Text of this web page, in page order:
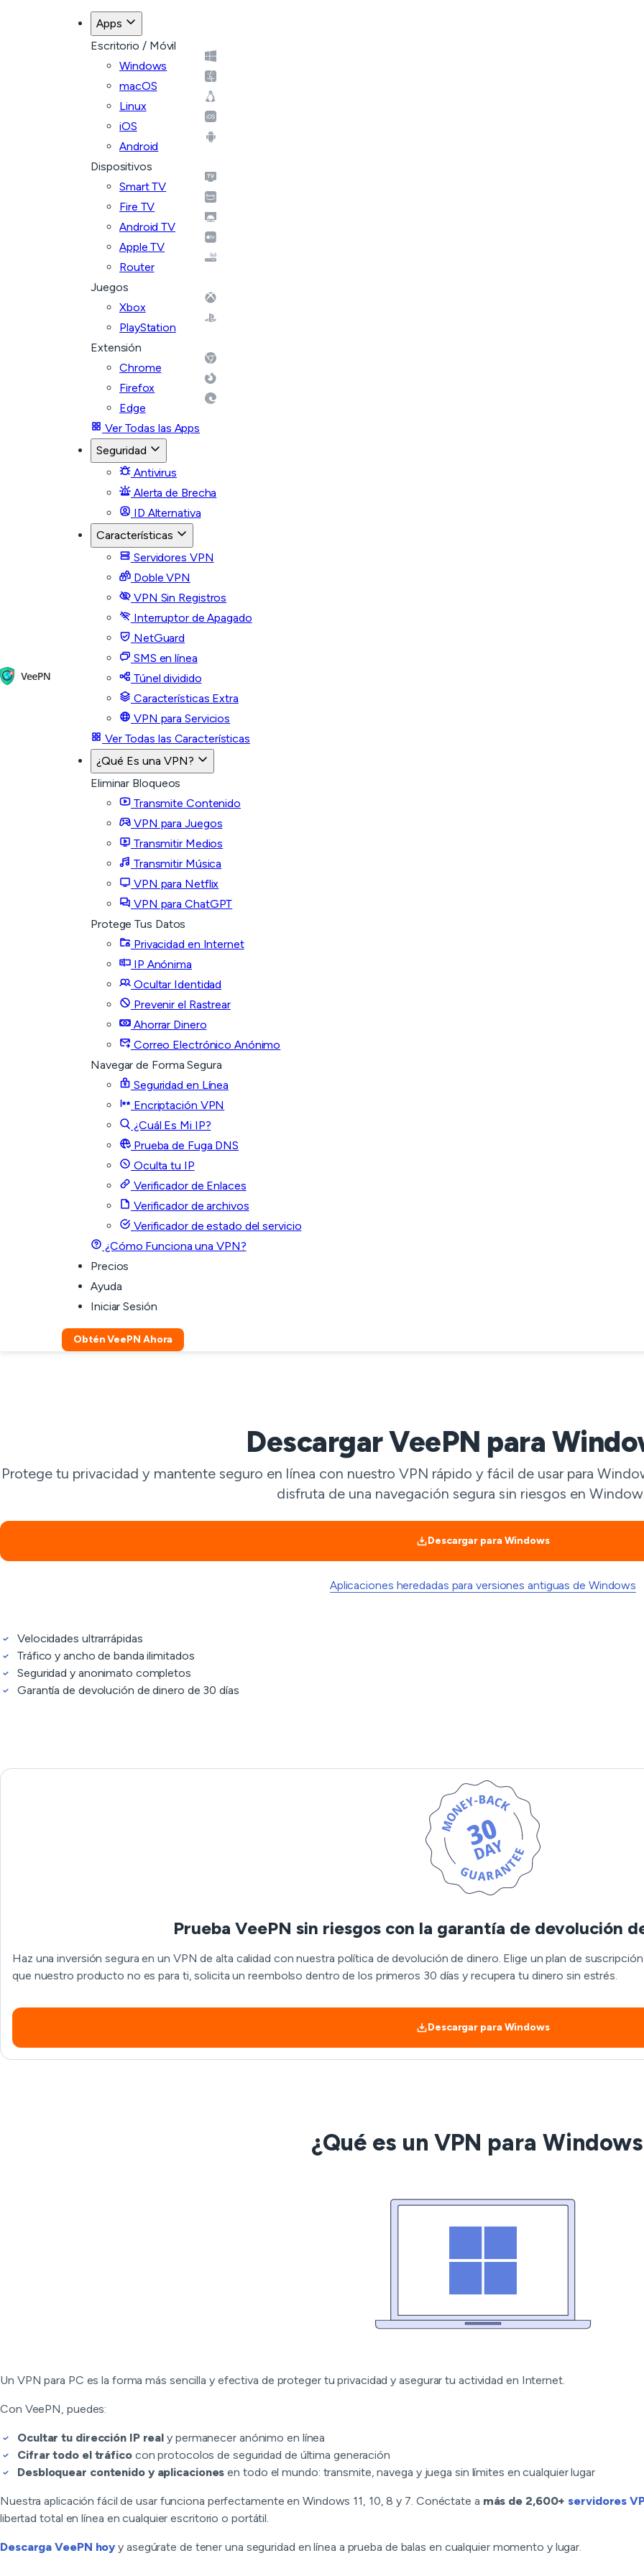
Apps
Escritorio / Móvil
Windows
macOS
Linux
iOS
Android
Dispositivos
Smart TV
Fire TV
Android TV
Apple TV
Router
Juegos
Xbox
PlayStation
Extensión
Chrome
Firefox
Edge
Ver Todas las Apps
Seguridad
Antivirus
Alerta de Brecha
ID Alternativa
Características
Servidores VPN
Doble VPN
VPN Sin Registros
Interruptor de Apagado
NetGuard
SMS en línea
Túnel dividido
Características Extra
VPN para Servicios
Ver Todas las Características
¿Qué Es una VPN?
Eliminar Bloqueos
Transmite Contenido
VPN para Juegos
Transmitir Medios
Transmitir Música
VPN para Netflix
VPN para ChatGPT
Protege Tus Datos
Privacidad en Internet
IP Anónima
Ocultar Identidad
Prevenir el Rastrear
Ahorrar Dinero
Correo Electrónico Anónimo
Navegar de Forma Segura
Seguridad en Línea
Encriptación VPN
¿Cuál Es Mi IP?
Prueba de Fuga DNS
Oculta tu IP
Verificador de Enlaces
Verificador de archivos
Verificador de estado del servicio
¿Cómo Funciona una VPN?
Precios
Ayuda
Iniciar Sesión
Obtén VeePN Ahora
Descargar VeePN para
Protege tu privacidad y mantente seguro en línea con nuestro VPN rápido y fácil de usar para
disfruta de una navegación segura sin riesgos en
Descargar para Windows
Aplicaciones heredadas para versiones antiguas de Windows
Velocidades ultrarrápidas
Tráfico y ancho de banda ilimitados
Seguridad y anonimato completos
Garantía de devolución de dinero de 30 días
Prueba VeePN sin riesgos con la garantía de devolución
Haz una inversión segura en un VPN de alta calidad con nuestra política de devolución de dinero. Elige un plan de
que nuestro producto no es para ti, solicita un reembolso dentro de los primeros 30 días y recupera tu dinero sin estrés.
Descargar para Windows
¿Qué es un VPN para
Un VPN para PC es la forma más sencilla y efectiva de proteger tu privacidad y asegurar tu actividad en Internet.
Con VeePN, puedes:
Ocultar tu dirección IP real y permanecer anónimo en línea
Cifrar todo el tráficocon protocolos de seguridad de última generación
Desbloquear contenido y aplicaciones en todo el mundo: transmite, navega y juega sin límites en cualquier lugar
Nuestra aplicación fácil de usar funciona perfectamente en Windows 11, 10, 8 y 7. Conéctate a más de 2,600+ servidores
libertad total en línea en cualquier escritorio o portátil.
Descarga VeePN hoyy asegúrate de tener una seguridad en línea a prueba de balas en cualquier momento y lugar.